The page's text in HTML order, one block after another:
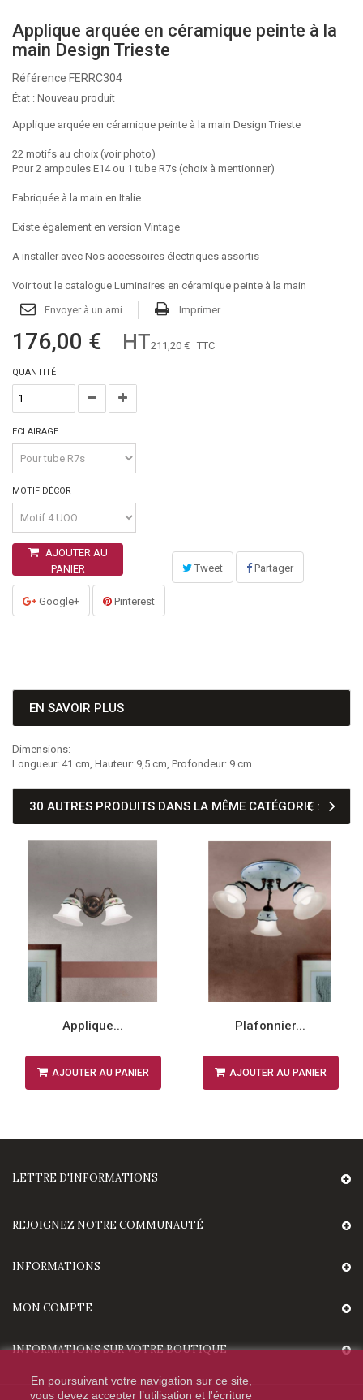
Applique arquée en céramique peinte à la
main Design Trieste
Référence FERRC304
État : Nouveau produit
Applique arquée en céramique peinte à la main Design Trieste
22 motifs au choix (voir photo)
Pour 2 ampoules E14 ou 1 tube R7s (choix à mentionner)
Fabriquée à la main en Italie
Existe également en version Vintage
A installer avec Nos accessoires électriques assortis
Voir tout le catalogue Luminaires en céramique peinte à la main
Envoyer à un ami
Imprimer
176,00 € HT211,20 € TTC
QUANTITÉ
ECLAIRAGE
MOTIF DÉCOR
AJOUTER AU
PANIER
Tweet Partager
Google+ Pinterest
EN SAVOIR PLUS
Dimensions:
Longueur: 41 cm, Hauteur: 9,5 cm, Profondeur: 9 cm
30 AUTRES PRODUITS DANS LA MÊME CATÉGORIE :
Applique...
AJOUTER AU PANIER
Plafonnier...
AJOUTER AU PANIER
LETTRE D'INFORMATIONS
REJOIGNEZ NOTRE COMMUNAUTÉ
INFORMATIONS
MON COMPTE
INFORMATIONS SUR VOTRE BOUTIQUE
En poursuivant votre navigation sur ce site,
vous devez accepter l’utilisation et l'écriture